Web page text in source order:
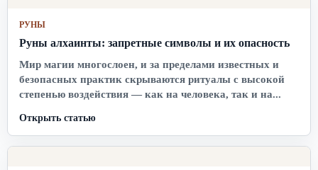
РУНЫ
Руны алхаинты: запретные символы и их опасность
Мир магии многослоен, и за пределами известных и
безопасных практик скрываются ритуалы с высокой
степенью воздействия — как на человека, так и на...
Открыть статью